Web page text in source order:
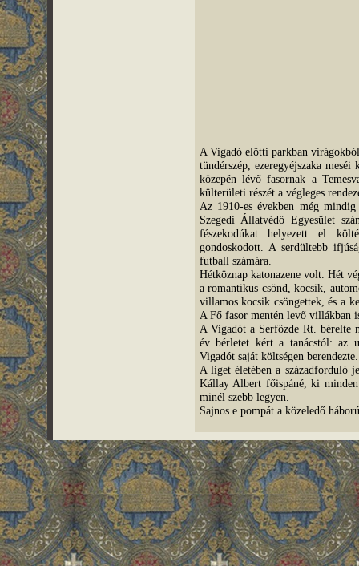
A Vigadó előtti parkban
tündérszép, ezeregyéjszaka
közepén lévő fasornak a
külterületi részét a végleges
Az 1910-es években még
Szegedi Állatvédő Egyesület
fészekodúkat helyezett el
gondoskodott. A serdültebb
futball számára.
Hétköznap katonazene volt. Hét
a romantikus csönd, kocsik,
villamos kocsik csöngettek, és a
A Fő fasor mentén levő villákban
A Vigadót a Serfőzde Rt. bérelte
év bérletet kért a tanácstól: az
Vigadót saját költségen berendezte.
A liget életében a századforduló
Kállay Albert főispáné, ki
minél szebb legyen.
Sajnos e pompát a közeledő